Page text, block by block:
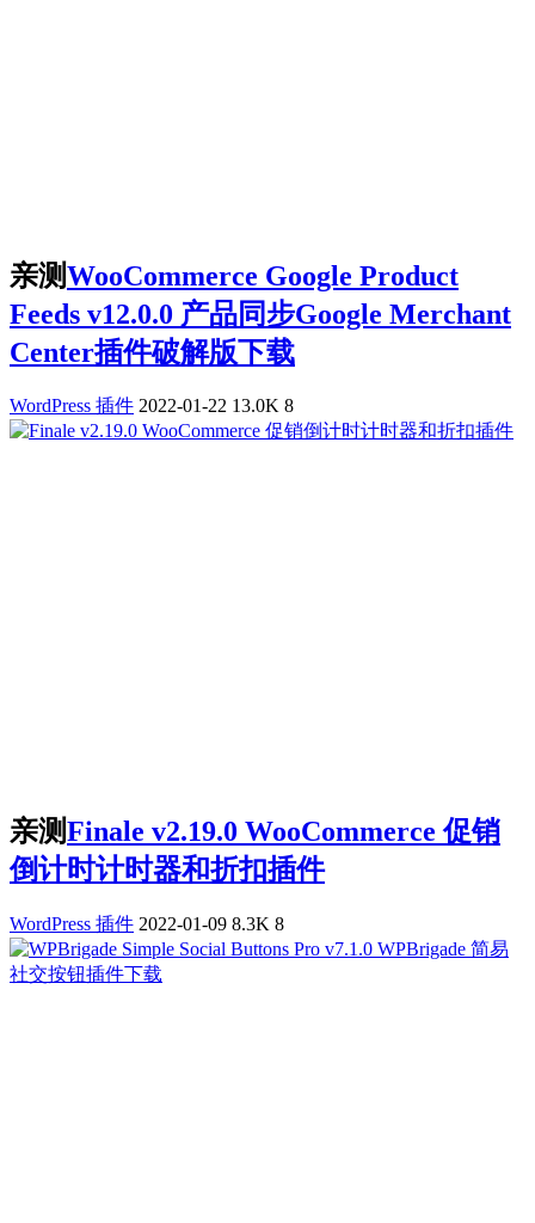
亲测WooCommerce Google Product
Feeds v12.0.0 产品同步Google Merchant
Center插件破解版下载
WordPress 插件 2022-01-22 13.0K 8
亲测Finale v2.19.0 WooCommerce 促销
倒计时计时器和折扣插件
WordPress 插件 2022-01-09 8.3K 8